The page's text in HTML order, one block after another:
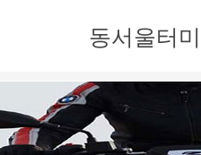
동서울터